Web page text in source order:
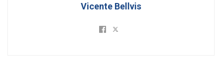
Vicente Bellvis